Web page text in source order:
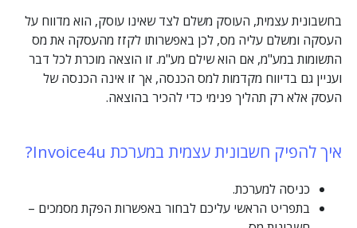
בחשבונית עצמית, העוסק משלם לצד שאינו עוסק, הוא מדווח על
העסקה ומשלם עליה מס, לכן באפשרותו לקזז מהעסקה את מס
התשומות במע"מ, אם הוא שילם מע"מ. זו הוצאה מוכרת לכל דבר
ועניין גם בדיווח מקדמות למס הכנסה, אך זו אינה הכנסה של
העסק אלא רק תהליך פנימי כדי להכיר בהוצאה.
איך להפיק חשבונית עצמית במערכת Invoice4u?
כניסה למערכת.
בתפריט הראשי עליכם לבחור באפשרות הפקת מסמכים –